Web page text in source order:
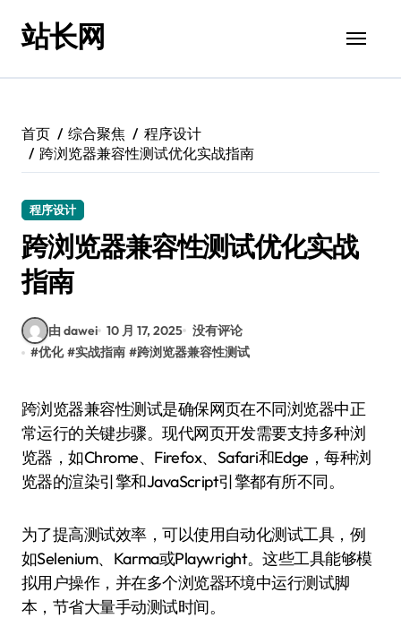
站长网
首页 综合聚焦
程序设计
跨浏览器兼容性测试优化实战指南
程序设计
跨浏览器兼容性测试优化实战
指南
由 dawei 10 月 17, 2025 没有评论
#优化 #实战指南 #跨浏览器兼容性测试
跨浏览器兼容性测试是确保网页在不同浏览器中正
常运行的关键步骤。现代网页开发需要支持多种浏
览器，如Chrome、Firefox、Safari和Edge，每种浏
览器的渲染引擎和JavaScript引擎都有所不同。
为了提高测试效率，可以使用自动化测试工具，例
如Selenium、Karma或Playwright。这些工具能够模
拟用户操作，并在多个浏览器环境中运行测试脚
本，节省大量手动测试时间。